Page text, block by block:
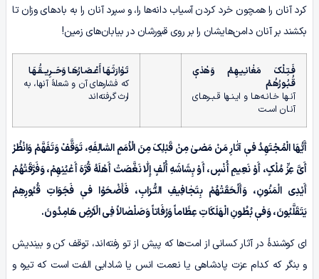
کرد آنان را همچون خرد کردن آسیاب دانه‌ها را، و سپرد آنان را به بادهای وزان تا
بکشند بر آنان دامن‌هایشان را بر روی قبورشان در بیابان‌های زمین!
فَـتِـلْکَ مَغٰانـِیـهِـمْ وَهٰذیٖ
قُـبُـورُهُـمْ
آنـها خـانـه‌هـا و ایـنـها قـبـرهـای
آنـان اسـت
تَـوٰارَثَـهَـا أَعْـصَـارُهَـا وَحَــرِیــقُـهَـا
که فشارهای آن و شعلۀ آنها، به
ارث گرفته‌اند
أَیُّهَا الْمُجْتَهِدُ فیٖ آثٰارِ مَنْ مَضیٰ مِنْ قَبْلِکَ مِنَ الْاُمَمِ السّٰالِفَهِ، تَوَقَّفْ وَتَفَهَّمْ وَانْظُرْ
أَیَّ عِزِّ مُلْکٍ، أَوْ نَعِیمِ أُنْسٍ، أَوْ بِشَاشَهِ أُلْفٍ إِلّٰا نَغَّصَتْ أَهْلَهُ قُرَّهَ أَعْیُنِهِمْ، وَفَرَّقَتْهُمْ
أَیْدِی الْمَنُونِ، وَأَلْحَقَتْهُمْ بِتَجٰافِیفِ التُّـرَابِ، فَأَضْحَوْا فیٖ فَجَوَاتِ قُبُورِهِمْ
یَتَقَلَّبُونَ، وَفیٖ بُطُونِ الْهَلَکَاتِ عِظَاماً وَرُفَاتاً وَصَلْصٰالاً فِی الْاَرْضِ هَامِدُونَ.
ای کوشندۀ در آثار کسانی از امت‌ها که پیش از تو رفته‌اند، توقف کن و بیندیش
و بنگر که کدام عزت پادشاهی یا نعمت انس یا شادابی الفت است که تیره و